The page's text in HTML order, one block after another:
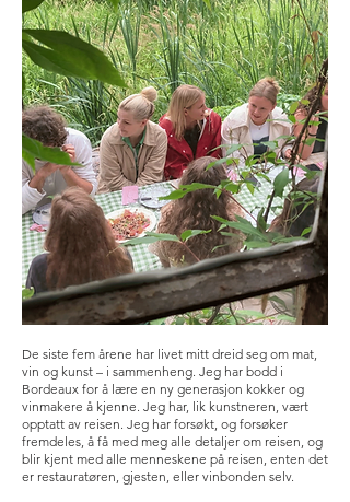
De siste fem årene har livet mitt dreid seg om mat,
vin og kunst – i sammenheng. Jeg har bodd i
Bordeaux for å lære en ny generasjon kokker og
vinmakere å kjenne. Jeg har, lik kunstneren, vært
opptatt av reisen. Jeg har forsøkt, og forsøker
fremdeles, å få med meg alle detaljer om reisen, og
blir kjent med alle menneskene på reisen, enten det
er restauratøren, gjesten, eller vinbonden selv.